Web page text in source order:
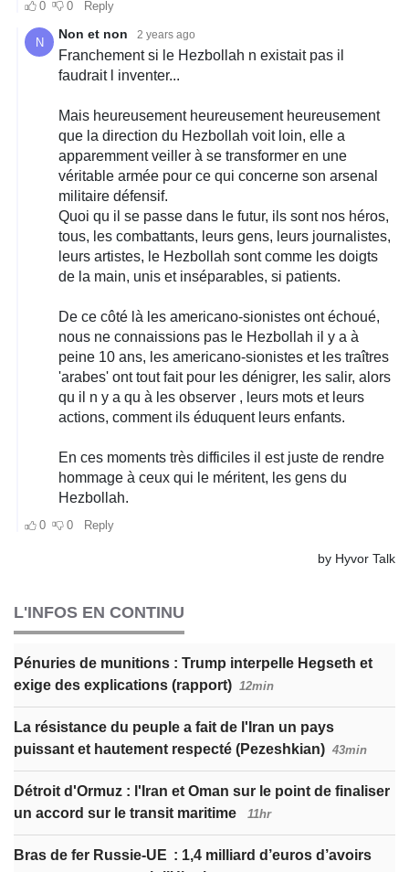
L'INFOS EN CONTINU
Pénuries de munitions : Trump interpelle Hegseth et
exige des explications (rapport) 12min
La résistance du peuple a fait de l'Iran un pays
puissant et hautement respecté (Pezeshkian) 43min
Détroit d'Ormuz : l'Iran et Oman sur le point de finaliser
un accord sur le transit maritime
11hr
Bras de fer Russie-UE : 1,4 milliard d’euros d’avoirs